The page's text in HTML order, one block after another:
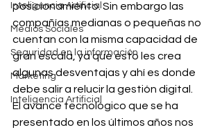
Inteligencia Artificial
Medios Sociales
Seguridad en la información
Marketing
Inteligencia Artificial
posicionamiento. Sin embargo las
compañías medianas o pequeñas no
cuentan con la misma capacidad de
gran escala, ya que esto les crea
algunas desventajas y ahí es donde
debe salir a relucir la gestión digital.
El avance tecnológico que se ha
presentado en los últimos años nos